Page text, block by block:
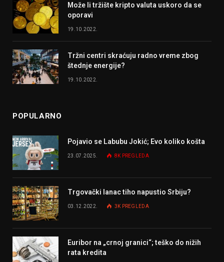
Može li tržište kripto valuta uskoro da se
oporavi
19.10.2022.
Tržni centri skraćuju radno vreme zbog
štednje energije?
19.10.2022.
POPULARNO
Pojavio se Labubu Jokić; Evo koliko košta
23.07.2025. 8K PREGLEDA
Trgovački lanac tiho napustio Srbiju?
03.12.2022. 3K PREGLEDA
Euribor na „crnoj granici“; teško do nižih
rata kredita